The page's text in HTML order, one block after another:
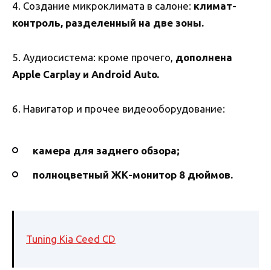
4. Создание микроклимата в салоне: климат-
контроль, разделенный на две зоны.
5. Аудиосистема: кроме прочего, дополнена
Apple Carplay и Android Auto.
6. Навигатор и прочее видеооборудование:
камера для заднего обзора;
полноцветный ЖК-монитор 8 дюймов.
Tuning Kia Ceed CD